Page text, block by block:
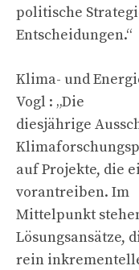
politische
Entscheidungen.“
Klima- und
Vogl : „Die
diesjährige
auf Projekte, die
vorantreiben. Im
Mittelpunkt
Lösungsansätze,
rein